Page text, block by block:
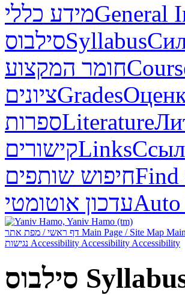
מידע כלליGeneral
סילבוסSyllabus
חומר המקצוע
ציוניםGrades
ספרותLiterature
קישוריםLinks
חיפוש שותפיםFind
עדכון אוטומטיAuto
Main Page / Site Map
Accessibility Accessibility Accessibility
סילבוס